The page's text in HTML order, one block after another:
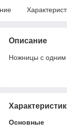
Описание
Ножницы с
Основные